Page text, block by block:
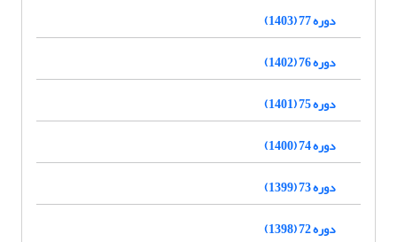
دوره 77 (1403)
دوره 76 (1402)
دوره 75 (1401)
دوره 74 (1400)
دوره 73 (1399)
دوره 72 (1398)